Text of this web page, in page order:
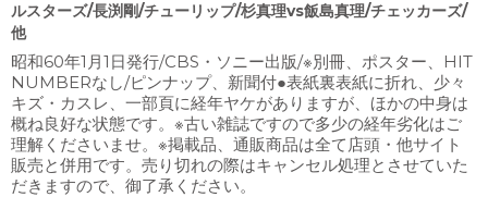
ルスターズ/長渕剛/チューリップ/杉真理vs飯島真理/チェッカーズ/
他
昭和60年1月1日発行/CBS・ソニー出版/※別冊、ポスター、HIT
NUMBERなし/ピンナップ、新聞付●表紙裏表紙に折れ、少々
キズ・カスレ、一部頁に経年ヤケがありますが、ほかの中身は
概ね良好な状態です。※古い雑誌ですので多少の経年劣化はご
理解くださいませ。※掲載品、通販商品は全て店頭・他サイト
販売と併用です。売り切れの際はキャンセル処理とさせていた
だきますので、御了承ください。